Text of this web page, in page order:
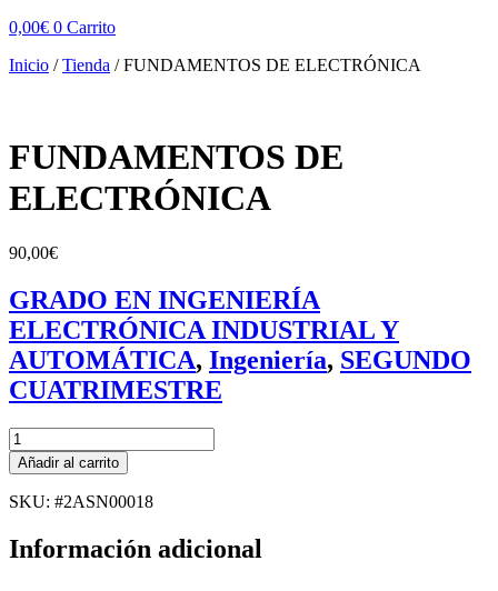
0,00€ 0 Carrito
Inicio /Tienda /FUNDAMENTOS DE ELECTRÓNICA
FUNDAMENTOS DE
ELECTRÓNICA
90,00€
GRADO EN INGENIERÍA
ELECTRÓNICA INDUSTRIAL Y
AUTOMÁTICA, Ingeniería, SEGUNDO
CUATRIMESTRE
FUNDAMENTOS
DE
ELECTRÓNICA
cantidad
Añadir al carrito
SKU: #2ASN00018
Información adicional